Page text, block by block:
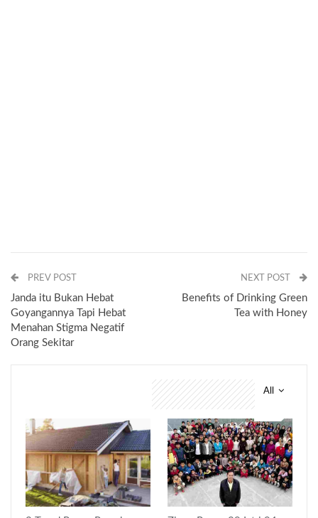
PREV POST
Janda itu Bukan Hebat
Goyangannya Tapi Hebat
Menahan Stigma Negatif
Orang Sekitar
NEXT POST
Benefits of Drinking Green
Tea with Honey
All